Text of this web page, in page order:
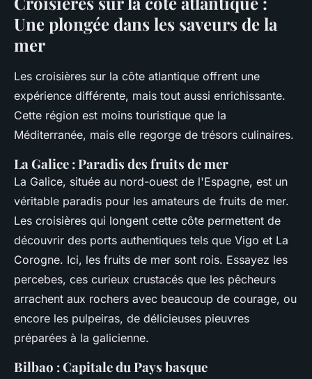
Une plongée dans les saveurs de la
mer
Les croisières sur la côte atlantique offrent une
expérience différente, mais tout aussi enrichissante.
Cette région est moins touristique que la
Méditerranée, mais elle regorge de trésors culinaires.
La Galice : Paradis des fruits de mer
La Galice, située au nord-ouest de l'Espagne, est un
véritable paradis pour les amateurs de fruits de mer.
Les croisières qui longent cette côte permettent de
découvrir des ports authentiques tels que Vigo et La
Corogne. Ici, les fruits de mer sont rois. Essayez les
percebes, ces curieux crustacés que les pêcheurs
arrachent aux rochers avec beaucoup de courage, ou
encore les pulpeiras, de délicieuses pieuvres
préparées à la galicienne.
Bilbao : Capitale du Pays basque